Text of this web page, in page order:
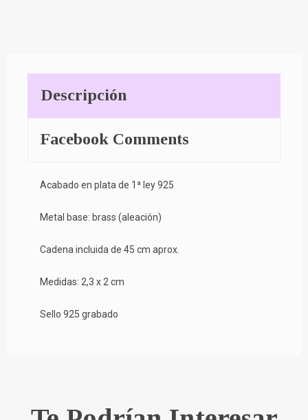
Descripción
Facebook Comments
Acabado en plata de 1ª ley 925
Metal base: brass (aleación)
Cadena incluida de 45 cm aprox.
Medidas: 2,3 x 2 cm
Sello 925 grabado